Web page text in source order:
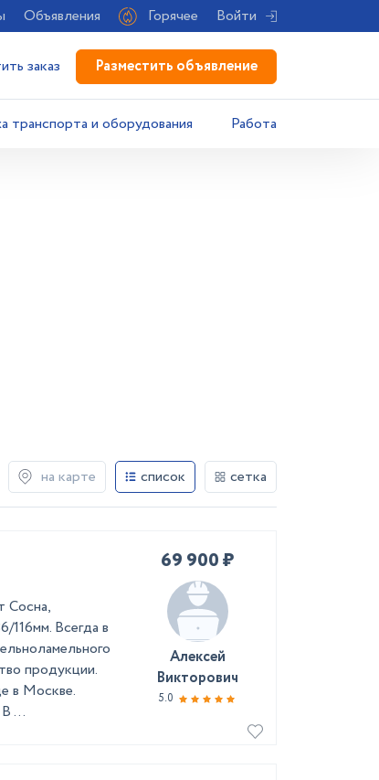
Объявления Горячее Войти
заказ Разместить объявление
транспорта и оборудования Работа
на карте список сетка
Сосна,
Всегда в
продукции.
в Москве.
...
69 900 ₽
Алексей
Викторович
5.0